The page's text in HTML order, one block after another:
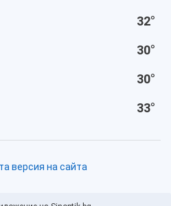
32°
30°
30°
33°
версия на сайта